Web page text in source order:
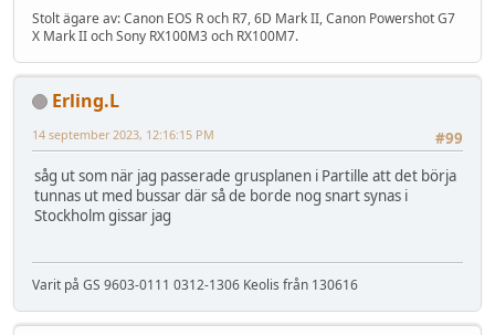
Stolt ägare av: Canon EOS R och R7, 6D Mark II, Canon Powershot G7
X Mark II och Sony RX100M3 och RX100M7.
Erling.L
#99
14 september 2023, 12:16:15 PM
såg ut som när jag passerade grusplanen i Partille att det börja
tunnas ut med bussar där så de borde nog snart synas i
Stockholm gissar jag
Varit på GS 9603-0111 0312-1306 Keolis från 130616